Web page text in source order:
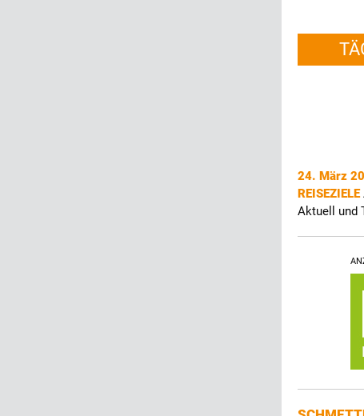
24. März
REISEZIELE
Aktuell und